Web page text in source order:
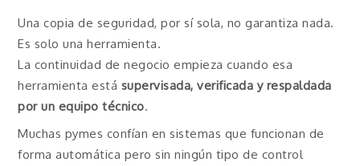
Una copia de seguridad, por sí sola, no garantiza nada.
Es solo una herramienta.
La continuidad de negocio empieza cuando esa
herramienta está supervisada, verificada y respaldada
por un equipo técnico.
Muchas pymes confían en sistemas que funcionan de
forma automática pero sin ningún tipo de control